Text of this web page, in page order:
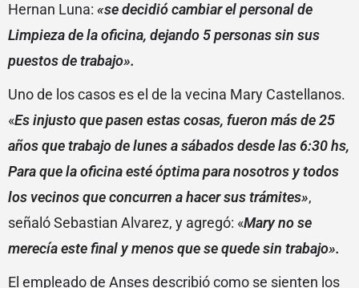
Hernan Luna: «se decidió cambiar el personal de
Limpieza de la oficina, dejando 5 personas sin sus
puestos de trabajo».
Uno de los casos es el de la vecina Mary Castellanos.
«Es injusto que pasen estas cosas, fueron más de 25
años que trabajo de lunes a sábados desde las 6:30 hs,
Para que la oficina esté óptima para nosotros y todos
los vecinos que concurren a hacer sus trámites»,
señaló Sebastian Alvarez, y agregó: «Mary no se
merecía este final y menos que se quede sin trabajo».
El empleado de Anses describió como se sienten los